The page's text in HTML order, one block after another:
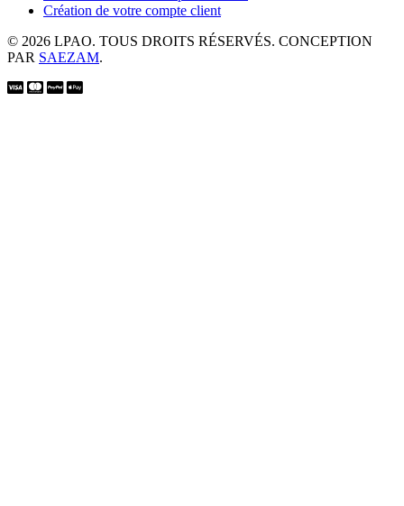
Création de votre compte client
© 2026 LPAO. TOUS DROITS RÉSERVÉS. CONCEPTION
PAR SAEZAM.